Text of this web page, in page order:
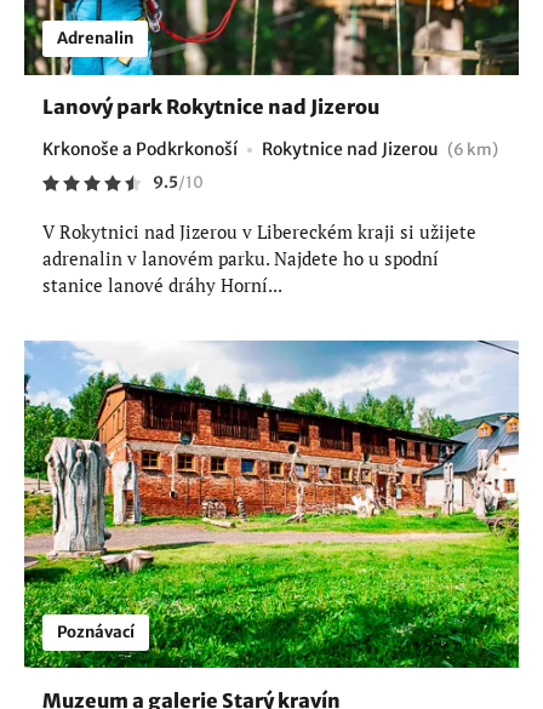
Adrenalin
Lanový park Rokytnice nad Jizerou
Krkonoše a Podkrkonoší Rokytnice nad Jizerou (6 km)
9.5/10
V Rokytnici nad Jizerou v Libereckém kraji si užijete
adrenalin v lanovém parku. Najdete ho u spodní
stanice lanové dráhy Horní...
Poznávací
Muzeum a galerie Starý kravín